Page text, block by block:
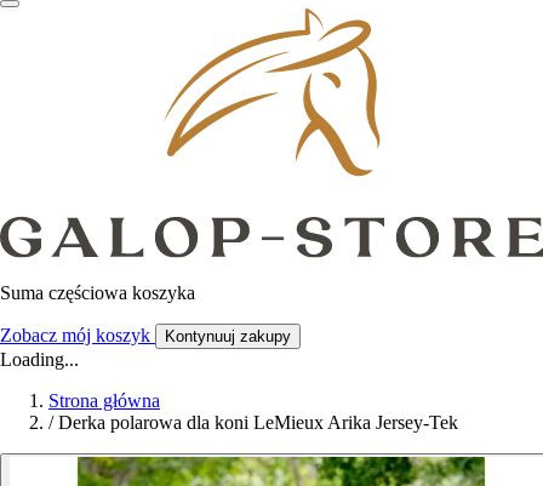
Suma częściowa koszyka
Zobacz mój koszyk Kontynuuj zakupy
Loading...
Strona główna
/ Derka polarowa dla koni LeMieux Arika Jersey-Tek